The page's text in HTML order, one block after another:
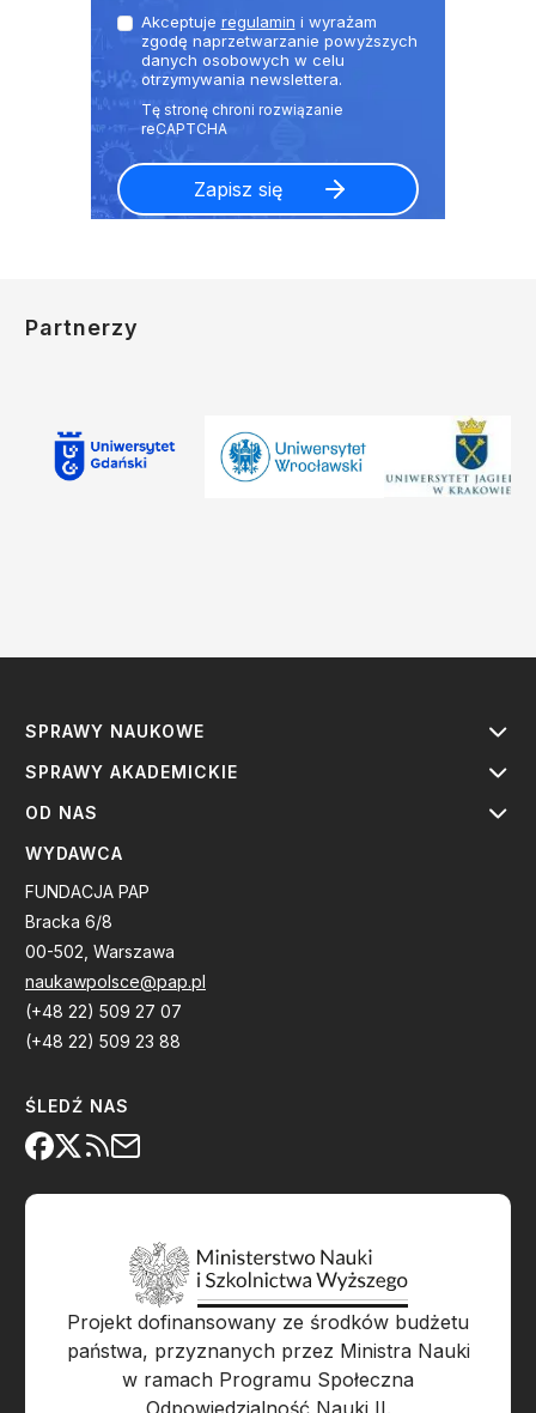
Akceptuje regulamin i wyrażam
zgodę naprzetwarzanie powyższych
danych osobowych w celu
otrzymywania newslettera.
Partnerzy
SPRAWY NAUKOWE
SPRAWY AKADEMICKIE
OD NAS
WYDAWCA
FUNDACJA PAP
Bracka 6/8
00-502, Warszawa
naukawpolsce@pap.pl
(+48 22) 509 27 07
(+48 22) 509 23 88
ŚLEDŹ NAS
Projekt dofinansowany ze środków budżetu
państwa, przyznanych przez Ministra Nauki
w ramach Programu Społeczna
Odpowiedzialność Nauki II.